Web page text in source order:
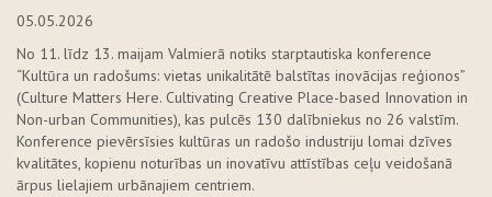
05.05.2026
No 11. līdz 13. maijam Valmierā notiks starptautiska konference
“Kultūra un radošums: vietas unikalitātē balstītas inovācijas reģionos”
(Culture Matters Here. Cultivating Creative Place-based Innovation in
Non-urban Communities), kas pulcēs 130 dalībniekus no 26 valstīm.
Konference pievērsīsies kultūras un radošo industriju lomai dzīves
kvalitātes, kopienu noturības un inovatīvu attīstības ceļu veidošanā
ārpus lielajiem urbānajiem centriem.